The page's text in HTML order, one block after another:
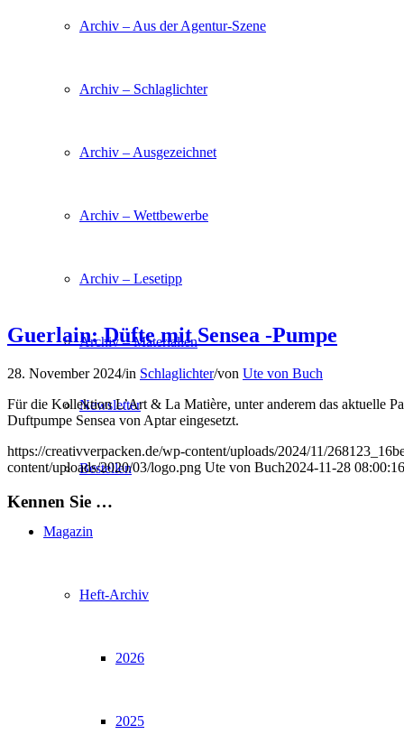
Archiv – Aus der Agentur-Szene
Archiv – Schlaglichter
Archiv – Ausgezeichnet
Archiv – Wettbewerbe
Archiv – Lesetipp
Archiv – Materialien
Newsletter
Bestellen
Magazin
Heft-Archiv
2026
2025
Guerlain: Düfte mit Sensea -Pumpe
28. November 2024/in Schlaglichter/von Ute von Buch
Für die Kollektion L’Art & La Matière, unter anderem das aktuelle
Duftpumpe Sensea von Aptar eingesetzt.
https://creativverpacken.de/wp-content/uploads/2024/11/
content/uploads/2020/03/logo.png Ute von Buch2024-11-28 08:00:16
Kennen Sie …